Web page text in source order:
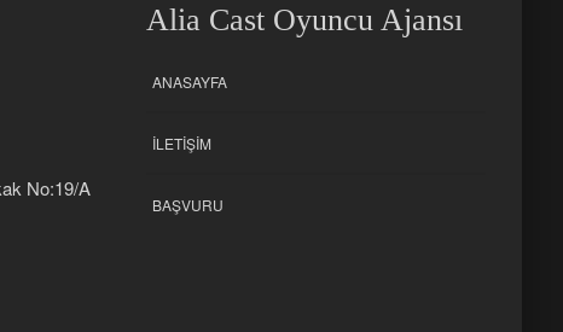
No:19/A
Alia Cast Oyuncu Ajansı
ANASAYFA
İLETIŞIM
BAŞVURU